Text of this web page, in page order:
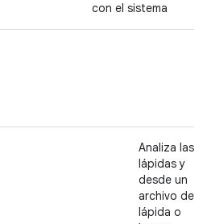
con el sistema
Analiza las
lápidas y
desde un
archivo de
lápida o